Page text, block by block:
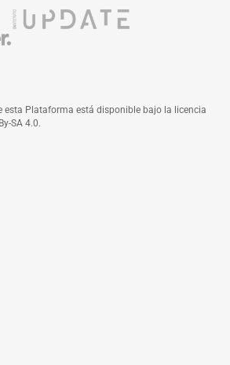
esta Plataforma está disponible bajo la licencia
SA 4.0.